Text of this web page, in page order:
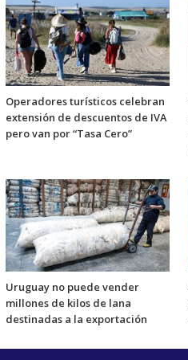
Operadores turísticos celebran
extensión de descuentos de IVA
pero van por “Tasa Cero”
Uruguay no puede vender
millones de kilos de lana
destinadas a la exportación